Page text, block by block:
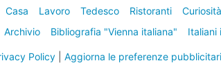
Casa Lavoro Tedesco Ristoranti
Curiosità
Archivio Bibliografia "Vienna italiana" Italiani
Policy| Aggiorna le preferenze